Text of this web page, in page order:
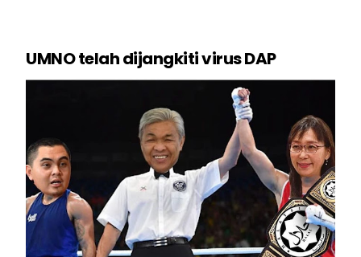
UMNO telah dijangkiti virus DAP